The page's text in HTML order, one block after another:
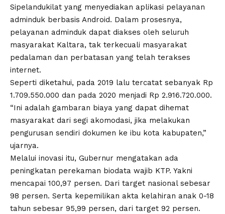
Sipelandukilat yang menyediakan aplikasi pelayanan
adminduk berbasis Android. Dalam prosesnya,
pelayanan adminduk dapat diakses oleh seluruh
masyarakat Kaltara, tak terkecuali masyarakat
pedalaman dan perbatasan yang telah terakses
internet.
Seperti diketahui, pada 2019 lalu tercatat sebanyak Rp
1.709.550.000 dan pada 2020 menjadi Rp 2.916.720.000.
“Ini adalah gambaran biaya yang dapat dihemat
masyarakat dari segi akomodasi, jika melakukan
pengurusan sendiri dokumen ke ibu kota kabupaten,”
ujarnya.
Melalui inovasi itu, Gubernur mengatakan ada
peningkatan perekaman biodata wajib KTP. Yakni
mencapai 100,97 persen. Dari target nasional sebesar
98 persen. Serta kepemilikan akta kelahiran anak 0-18
tahun sebesar 95,99 persen, dari target 92 persen.